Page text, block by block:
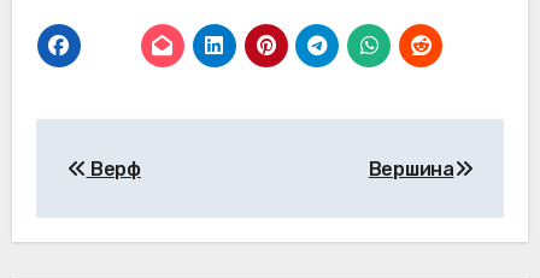
записів
Верф Вершина